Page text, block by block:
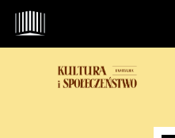
Przejdź do głównego menu
Przejdź do sekcji głównej
Przejdź do stopki